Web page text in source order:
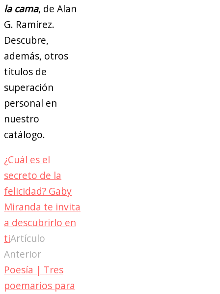
la cama, de Alan
G. Ramírez.
Descubre,
además, otros
títulos de
superación
personal en
nuestro
catálogo.
¿Cuál es el
secreto de la
felicidad? Gaby
Miranda te invita
a descubrirlo en
tiArtículo
Anterior
Poesía | Tres
poemarios para